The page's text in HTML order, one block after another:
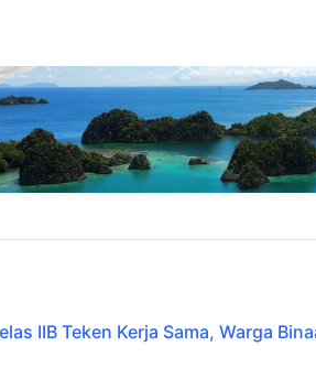
IIB Teken Kerja Sama, Warga